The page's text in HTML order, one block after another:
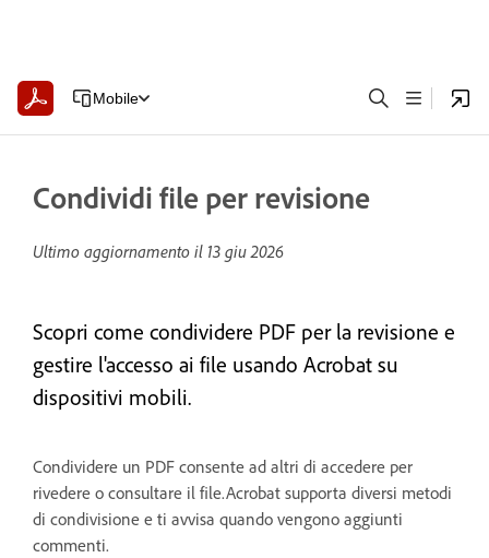
Mobile
Condividi file per revisione
Ultimo aggiornamento il 13 giu 2026
Scopri come condividere PDF per la revisione e
gestire l'accesso ai file usando Acrobat su
dispositivi mobili.
Condividere un PDF consente ad altri di accedere per
rivedere o consultare il file.Acrobat supporta diversi metodi
di condivisione e ti avvisa quando vengono aggiunti
commenti.